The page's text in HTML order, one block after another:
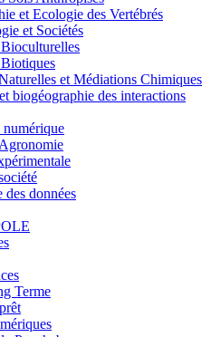
et Ecologie des Vertébrés
et Sociétés
et Médiations Chimiques
biogéographie des interactions
données
Terme